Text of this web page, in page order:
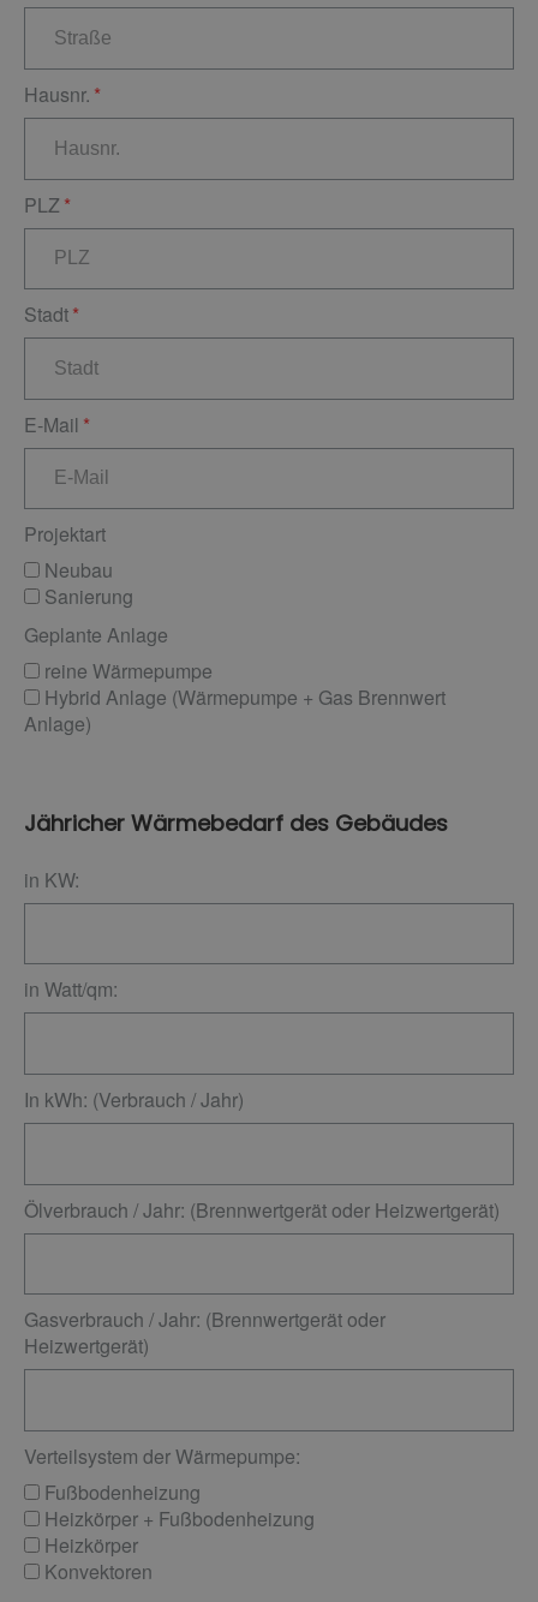
Hausnr.
PLZ
Stadt
E-Mail
Projektart
Neubau
Sanierung
Geplante Anlage
reine Wärmepumpe
Hybrid Anlage (Wärmepumpe + Gas Brennwert
Anlage)
Jähricher Wärmebedarf des Gebäudes
in KW:
in Watt/qm:
In kWh: (Verbrauch / Jahr)
Ölverbrauch / Jahr: (Brennwertgerät oder Heizwertgerät)
Gasverbrauch / Jahr: (Brennwertgerät oder
Heizwertgerät)
Verteilsystem der Wärmepumpe:
Fußbodenheizung
Heizkörper + Fußbodenheizung
Heizkörper
Konvektoren